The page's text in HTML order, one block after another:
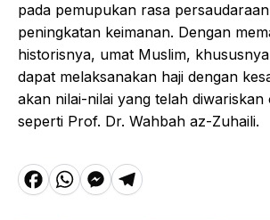
pada pemupukan rasa
peningkatan keimanan. Dengan
historisnya, umat Muslim,
dapat melaksanakan haji dengan
akan nilai-nilai yang telah
seperti Prof. Dr. Wahbah az-Zuhaili.
F WMT